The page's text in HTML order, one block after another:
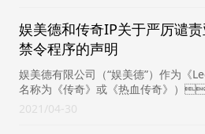
娱美德和传奇IP关于严厉谴
禁令程序的声明
娱美德有限公司（“娱美德”）作为《
名称为《传奇》或《热血传奇》）
人，2017年5月23日将传奇游戏部
2021 04-30